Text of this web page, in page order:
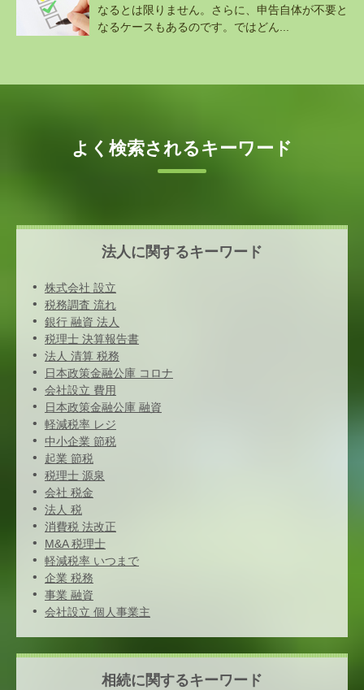
なるとは限りません。さらに、申告自体が不要と
なるケースもあるのです。ではどん...
よく検索されるキーワード
法人に関するキーワード
株式会社 設立
税務調査 流れ
銀行 融資 法人
税理士 決算報告書
法人 清算 税務
日本政策金融公庫 コロナ
会社設立 費用
日本政策金融公庫 融資
軽減税率 レジ
中小企業 節税
起業 節税
税理士 源泉
会社 税金
法人 税
消費税 法改正
M&A 税理士
軽減税率 いつまで
企業 税務
事業 融資
会社設立 個人事業主
相続に関するキーワード